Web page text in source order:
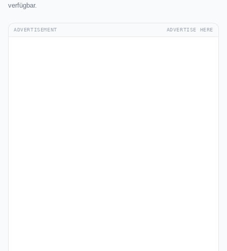
verfügbar.
ADVERTISEMENT ADVERTISE HERE